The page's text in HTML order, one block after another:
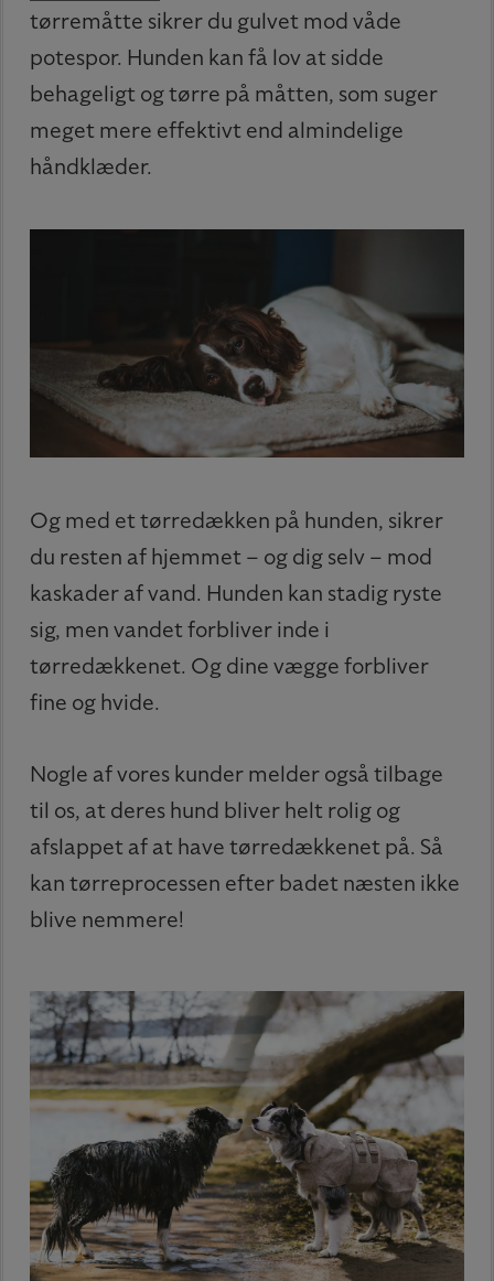
tørremåtte sikrer du gulvet mod våde
potespor. Hunden kan få lov at sidde
behageligt og tørre på måtten, som suger
meget mere effektivt end almindelige
håndklæder.
Og med et tørredækken på hunden, sikrer
du resten af hjemmet – og dig selv – mod
kaskader af vand. Hunden kan stadig ryste
sig, men vandet forbliver inde i
tørredækkenet. Og dine vægge forbliver
fine og hvide.
Nogle af vores kunder melder også tilbage
til os, at deres hund bliver helt rolig og
afslappet af at have tørredækkenet på. Så
kan tørreprocessen efter badet næsten ikke
blive nemmere!